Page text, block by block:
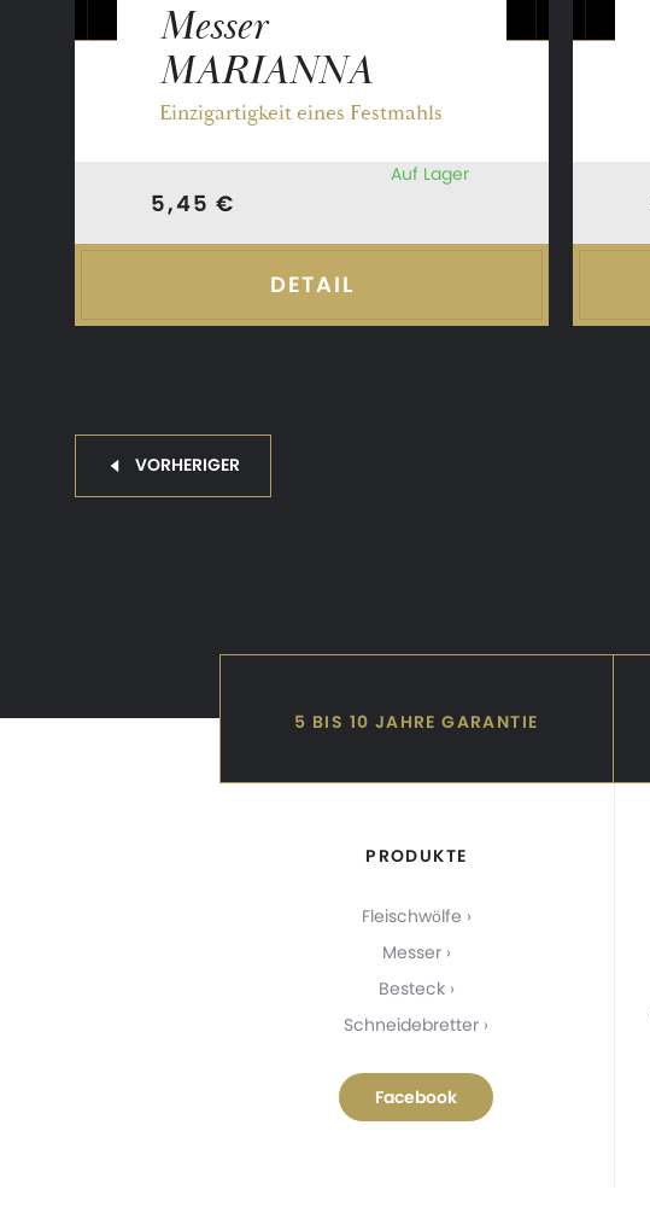
Messer
MARIANNA
Einzigartigkeit eines Festmahls
5,45 €
Auf Lager
DETAIL
VORHERIGER
5 BIS 10 JAHRE GARANTIE
PRODUKTE
Fleischwölfe
Messer
Besteck
Schneidebretter
Facebook